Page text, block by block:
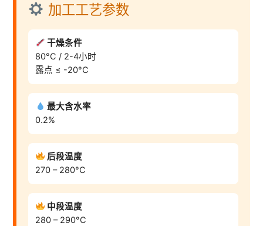
加工工艺参数
干燥条件
80°C / 2-4小时
露点 ≤ -20°C
最大含水率
0.2%
后段温度
270 – 280°C
中段温度
280 – 290°C